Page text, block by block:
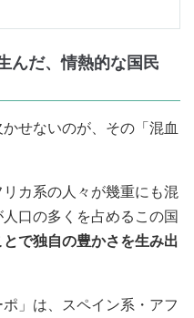
んだ、情熱的な国民
せないのが、その「混血
カ系の人々が幾重にも混
口の多くを占めるこの国
で独自の豊かさを生み出
」は、スペイン系・アフ